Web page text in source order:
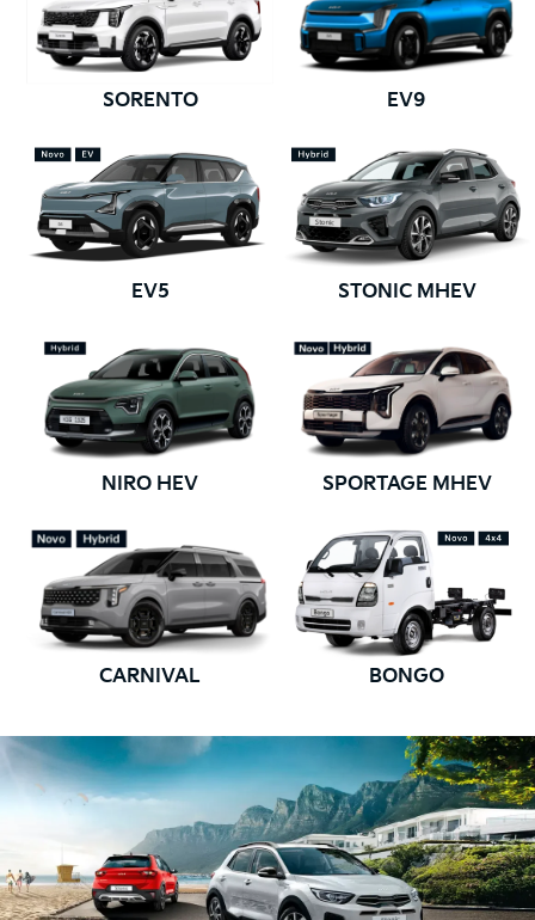
SORENTO EV9
EV5 STONIC MHEV
NIRO HEV SPORTAGE MHEV
CARNIVAL BONGO